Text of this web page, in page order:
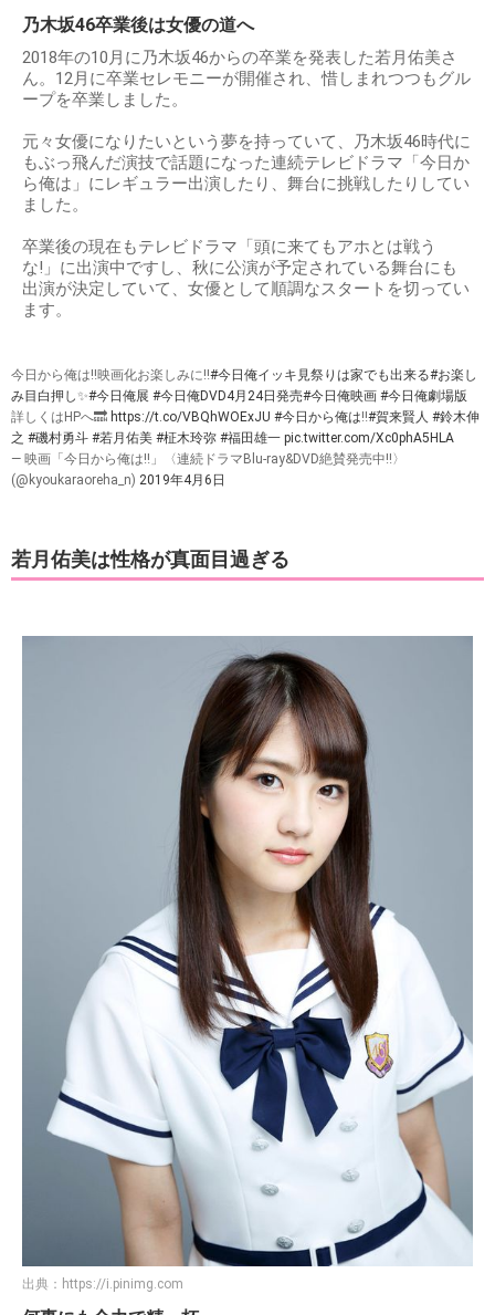
乃木坂46卒業後は女優の道へ
2018年の10月に乃木坂46からの卒業を発表した若月佑美さ
ん。12月に卒業セレモニーが開催され、惜しまれつつもグル
ープを卒業しました。
元々女優になりたいという夢を持っていて、乃木坂46時代に
もぶっ飛んだ演技で話題になった連続テレビドラマ「今日か
ら俺は」にレギュラー出演したり、舞台に挑戦したりしてい
ました。
卒業後の現在もテレビドラマ「頭に来てもアホとは戦う
な!」に出演中ですし、秋に公演が予定されている舞台にも
出演が決定していて、女優として順調なスタートを切ってい
ます。
今日から俺は‼︎映画化お楽しみに‼️#今日俺イッキ見祭りは家でも出来る#お楽し
み目白押し✨#今日俺展 #今日俺DVD4月24日発売#今日俺映画 #今日俺劇場版
詳しくはHPへ🔜 https://t.co/VBQhWOExJU #今日から俺は‼︎#賀来賢人 #鈴木伸
之 #磯村勇斗 #若月佑美 #柾木玲弥 #福田雄一 pic.twitter.com/Xc0phA5HLA
— 映画「今日から俺は‼️」〈連続ドラマBlu-ray&DVD絶賛発売中‼️〉
(@kyoukaraoreha_n) 2019年4月6日
若月佑美は性格が真面目過ぎる
出典： https://i.pinimg.com